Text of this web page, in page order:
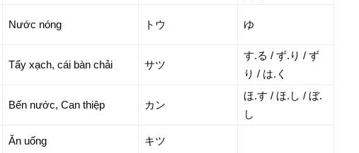
Nước nóng トウ ゆ
Tẩy xạch, cái bàn chải サツ
す.る / ず.り / ず
り / は.く
Bến nước, Can thiệp カン
ほ.す / ほ.し / ぼ.
し
Ăn uống キツ